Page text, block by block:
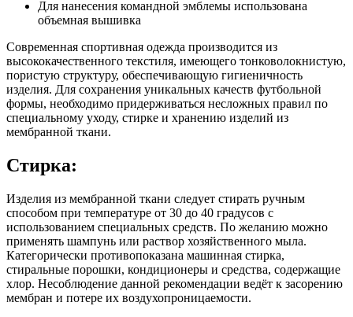
Для нанесения командной эмблемы использована
объемная вышивка
Современная спортивная одежда производится из
высококачественного текстиля, имеющего тонковолокнистую,
пористую структуру, обеспечивающую гигиеничность
изделия. Для сохранения уникальных качеств футбольной
формы, необходимо придерживаться несложных правил по
специальному уходу, стирке и хранению изделий из
мембранной ткани.
Стирка:
Изделия из мембранной ткани следует стирать ручным
способом при температуре от 30 до 40 градусов с
использованием специальных средств. По желанию можно
применять шампунь или раствор хозяйственного мыла.
Категорически противопоказана машинная стирка,
стиральные порошки, кондиционеры и средства, содержащие
хлор. Несоблюдение данной рекомендации ведёт к засорению
мембран и потере их воздухопроницаемости.